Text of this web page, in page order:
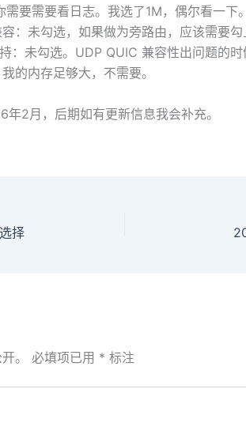
要需要看日志。我选了1M，偶尔看一下。
：未勾选，如果做为旁路由，应该需要勾
：未勾选。UDP QUIC 兼容性出问题的时
的内存足够大，不需要。
2月，后期如有更新信息我会补充。
择
。 必填项已用 * 标注